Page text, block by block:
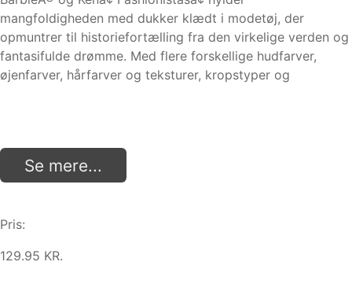
mangfoldigheden med dukker klædt i modetøj, der
opmuntrer til historiefortælling fra den virkelige verden og
fantasifulde drømme. Med flere forskellige hudfarver,
øjenfarver, hårfarver og teksturer, kropstyper og
Se mere...
Pris:
129.95 KR.